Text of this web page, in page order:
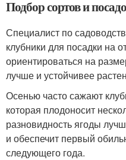
Подбор сортов и
Специалист по
клубники для посадки на
ориентироваться на
лучше и устойчивее
Осенью часто сажают
которая плодоносит
разновидность ягоды
и обеспечит первый
следующего года.